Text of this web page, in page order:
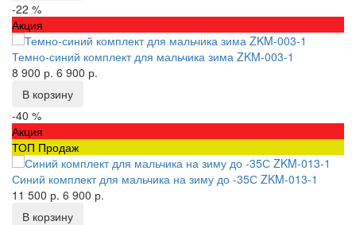
-22 %
Акция
Темно-синий комплект для мальчика зима ZKM-003-1
8 900 р. 6 900 р.
В корзину
-40 %
Акция
ТОП Продаж
Синий комплект для мальчика на зиму до -35С ZKM-013-1
11 500 р. 6 900 р.
В корзину